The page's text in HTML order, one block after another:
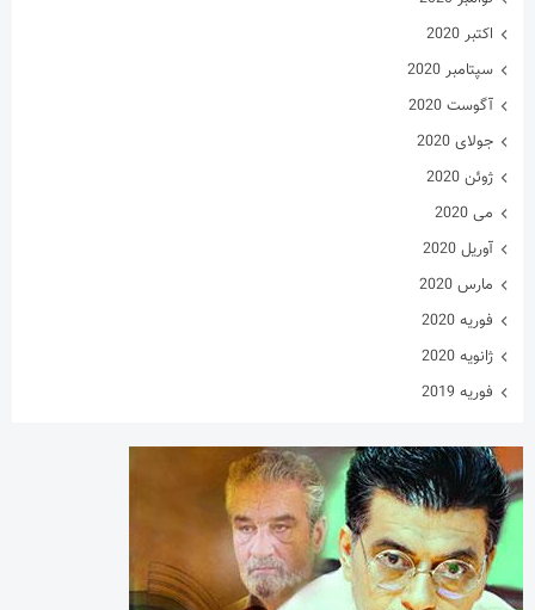
ژوئن 2020
آوریل 2020
مارس 2020
فوریه 2020
ژانویه 2020
فوریه 2019